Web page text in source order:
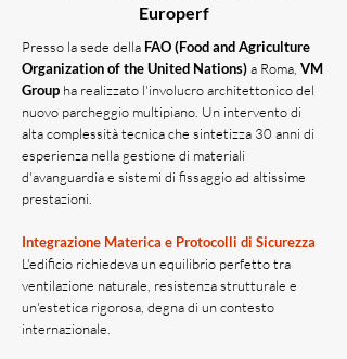
Europerf
Presso la sede della FAO (Food and Agriculture
Organization of the United Nations)a Roma, VM
Group ha realizzato l'involucro architettonico del
nuovo parcheggio multipiano. Un intervento di
alta complessità tecnica che sintetizza 30 anni di
esperienza nella gestione di materiali
d'avanguardia e sistemi di fissaggio ad altissime
prestazioni.
Integrazione Materica e Protocolli di Sicurezza
L'edificio richiedeva un equilibrio perfetto tra
ventilazione naturale, resistenza strutturale e
un'estetica rigorosa, degna di un contesto
internazionale.